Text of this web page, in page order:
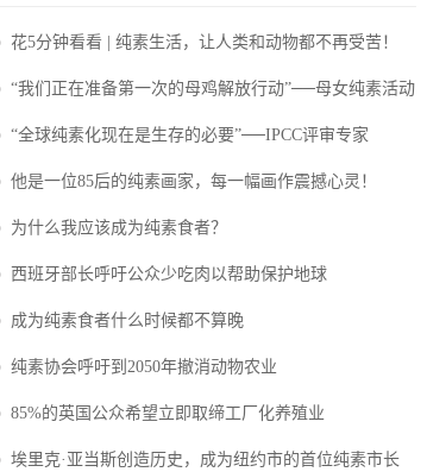
花5分钟看看 | 纯素生活，​让人类和动物都不再受苦！
“我们正在准备第一次的母鸡解放行动”──母女纯素活动
家4──苔丝和莫莉·福特
“全球纯素化现在是生存的必要”──IPCC评审专家
他是一位85后的纯素画家，每一幅画作震撼心灵！
为什么我应该成为纯素食者？
西班牙部长呼吁公众少吃肉以帮助保护地球
成为纯素食者什么时候都不算晚
纯素协会呼吁到2050年撤消动物农业
85%的英国公众希望立即取缔工厂化养殖业
埃里克·亚当斯创造历史，成为纽约市的首位纯素市长